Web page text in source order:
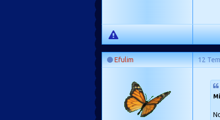
Efulim 12